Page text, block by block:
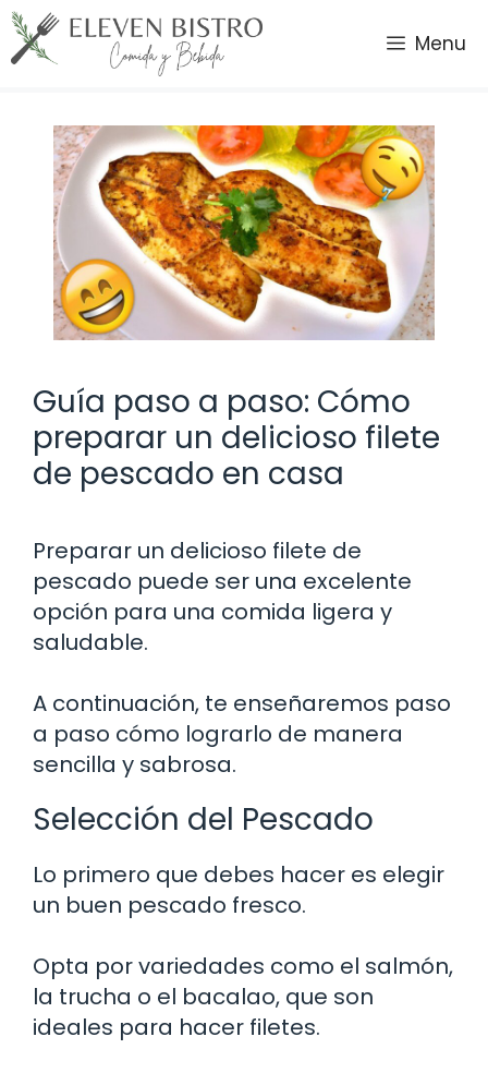
Saltar
al
contenido
Menu
Guía paso a paso: Cómo
preparar un delicioso filete
de pescado en casa
Preparar un delicioso filete de
pescado puede ser una excelente
opción para una comida ligera y
saludable.
A continuación, te enseñaremos paso
a paso cómo lograrlo de manera
sencilla y sabrosa.
Selección del Pescado
Lo primero que debes hacer es elegir
un buen pescado fresco.
Opta por variedades como el salmón,
la trucha o el bacalao, que son
ideales para hacer filetes.